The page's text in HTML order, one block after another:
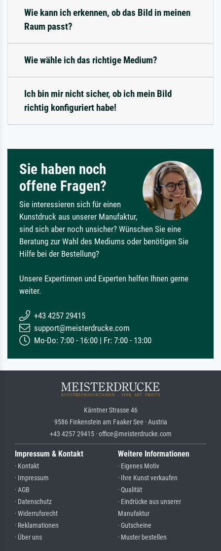
Wie kann ich erkennen, ob das Bild in meinen
Raum passt?
Wie wähle ich das richtige Medium?
Ich bin mir nicht sicher, ob ich mein Bild
richtig konfiguriert habe!
Sie haben noch
offene Fragen?
Sie interessieren sich für einen
Kunstdruck aus unserer Manufaktur,
sind sich aber noch unsicher? Wünschen Sie eine
Beratung zur Wahl des Mediums oder benötigen Sie
Hilfe bei der Bestellung?
Unsere Expertinnen und Experten helfen Ihnen gerne
weiter.
+43 4257 29415
support@meisterdrucke.com
Mo-Do: 7:00 - 16:00 | Fr: 7:00 - 13:00
Kärntner Strasse 46
9586 Finkenstein am Faaker See · Austria
+43 4257 29415 · office@meisterdrucke.com
Impressum & Kontakt
· Kontakt
· Impressum
· AGB
· Datenschutz
· Widerrufsrecht
· Reklamationen
· Über uns
Weitere Informationen
· Eigenes Motiv
· Ihre Kunst verkaufen
· Qualität
· Eindrücke aus unserer
Manufaktur
· Gutscheine
· Muster bestellen